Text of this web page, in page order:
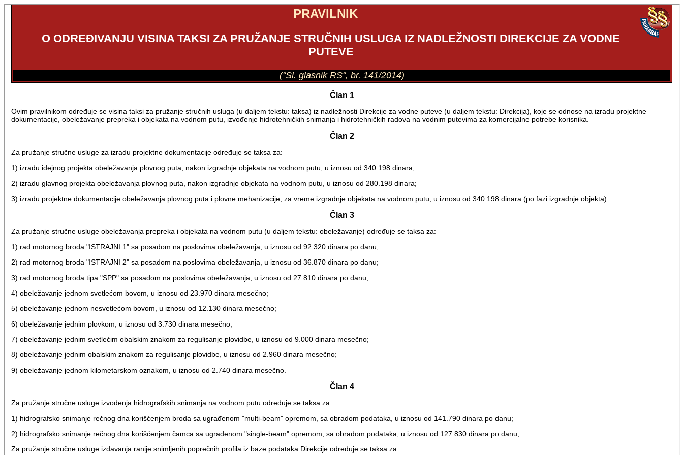
PRAVILNIK
O ODREĐIVANJU VISINA TAKSI ZA PRUŽANJE STRUČNIH USLUGA IZ NADLEŽNOSTI DIREKCIJE ZA VODNE
PUTEVE
("Sl. glasnik RS", br. 141/2014)
Član 1
Ovim pravilnikom određuje se visina taksi za pružanje stručnih usluga (u daljem tekstu: taksa) iz nadležnosti Direkcije za vodne puteve (u daljem tekstu: Direkcija), koje se odnose na izradu projektne
dokumentacije, obeležavanje prepreka i objekata na vodnom putu, izvođenje hidrotehničkih snimanja i hidrotehničkih radova na vodnim putevima za komercijalne potrebe korisnika.
Član 2
Za pružanje stručne usluge za izradu projektne dokumentacije određuje se taksa za:
1) izradu idejnog projekta obeležavanja plovnog puta, nakon izgradnje objekata na vodnom putu, u iznosu od 340.198 dinara;
2) izradu glavnog projekta obeležavanja plovnog puta, nakon izgradnje objekata na vodnom putu, u iznosu od 280.198 dinara;
3) izradu projektne dokumentacije obeležavanja plovnog puta i plovne mehanizacije, za vreme izgradnje objekata na vodnom putu, u iznosu od 340.198 dinara (po fazi izgradnje objekta).
Član 3
Za pružanje stručne usluge obeležavanja prepreka i objekata na vodnom putu (u daljem tekstu: obeležavanje) određuje se taksa za:
1) rad motornog broda "ISTRAJNI 1" sa posadom na poslovima obeležavanja, u iznosu od 92.320 dinara po danu;
2) rad motornog broda "ISTRAJNI 2" sa posadom na poslovima obeležavanja, u iznosu od 36.870 dinara po danu;
3) rad motornog broda tipa "SPP" sa posadom na poslovima obeležavanja, u iznosu od 27.810 dinara po danu;
4) obeležavanje jednom svetlećom bovom, u iznosu od 23.970 dinara mesečno;
5) obeležavanje jednom nesvetlećom bovom, u iznosu od 12.130 dinara mesečno;
6) obeležavanje jednim plovkom, u iznosu od 3.730 dinara mesečno;
7) obeležavanje jednim svetlećim obalskim znakom za regulisanje plovidbe, u iznosu od 9.000 dinara mesečno;
8) obeležavanje jednim obalskim znakom za regulisanje plovidbe, u iznosu od 2.960 dinara mesečno;
9) obeležavanje jednom kilometarskom oznakom, u iznosu od 2.740 dinara mesečno.
Član 4
Za pružanje stručne usluge izvođenja hidrografskih snimanja na vodnom putu određuje se taksa za:
1) hidrografsko snimanje rečnog dna korišćenjem broda sa ugrađenom "multi-beam" opremom, sa obradom podataka, u iznosu od 141.790 dinara po danu;
2) hidrografsko snimanje rečnog dna korišćenjem čamca sa ugrađenom "single-beam" opremom, sa obradom podataka, u iznosu od 127.830 dinara po danu;
Za pružanje stručne usluge izdavanja ranije snimljenih poprečnih profila iz baze podataka Direkcije određuje se taksa za: